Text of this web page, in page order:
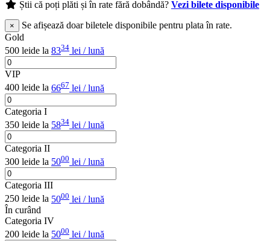
Știi că poți plăti și în rate fără dobândă? Vezi bilete disponibile
×
Se afișează doar biletele disponibile pentru plata în rate.
Gold
500 leide la 8334 lei / lună
VIP
400 leide la 6667 lei / lună
Categoria I
350 leide la 5834 lei / lună
Categoria II
300 leide la 5000 lei / lună
Categoria III
250 leide la 5000 lei / lună
În curând
Categoria IV
200 leide la 5000 lei / lună